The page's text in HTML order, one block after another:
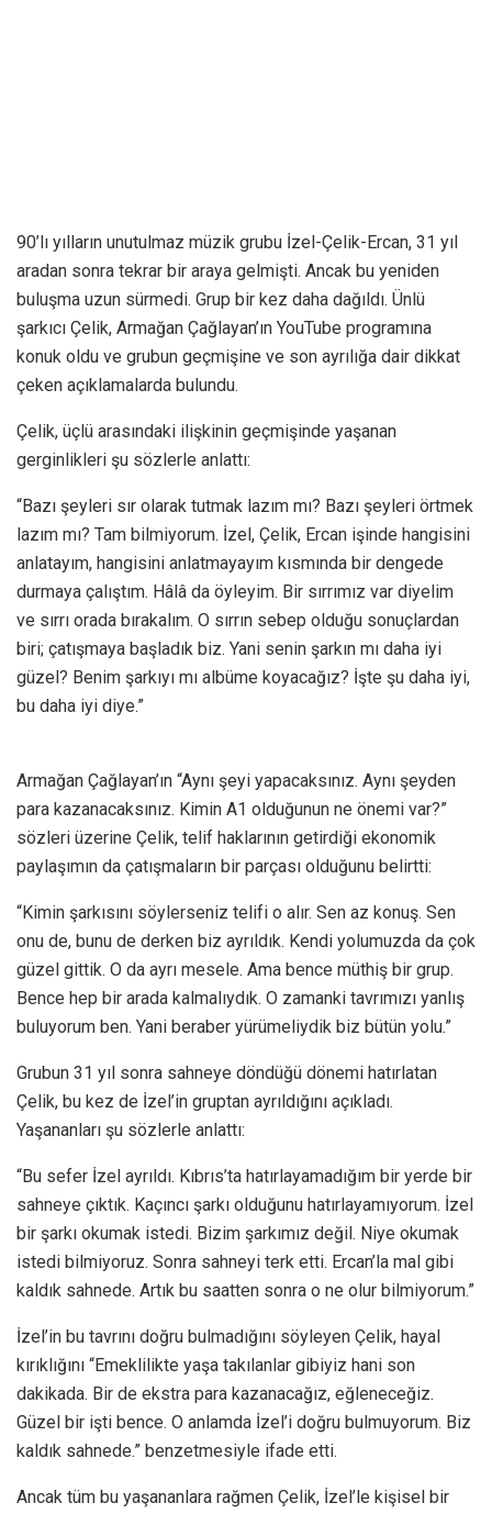
90’lı yılların unutulmaz müzik grubu İzel-Çelik-Ercan, 31 yıl
aradan sonra tekrar bir araya gelmişti. Ancak bu yeniden
buluşma uzun sürmedi. Grup bir kez daha dağıldı. Ünlü
şarkıcı Çelik, Armağan Çağlayan’ın YouTube programına
konuk oldu ve grubun geçmişine ve son ayrılığa dair dikkat
çeken açıklamalarda bulundu.
Çelik, üçlü arasındaki ilişkinin geçmişinde yaşanan
gerginlikleri şu sözlerle anlattı:
“Bazı şeyleri sır olarak tutmak lazım mı? Bazı şeyleri örtmek
lazım mı? Tam bilmiyorum. İzel, Çelik, Ercan işinde hangisini
anlatayım, hangisini anlatmayayım kısmında bir dengede
durmaya çalıştım. Hâlâ da öyleyim. Bir sırrımız var diyelim
ve sırrı orada bırakalım. O sırrın sebep olduğu sonuçlardan
biri; çatışmaya başladık biz. Yani senin şarkın mı daha iyi
güzel? Benim şarkıyı mı albüme koyacağız? İşte şu daha iyi,
bu daha iyi diye.”
Armağan Çağlayan’ın “Aynı şeyi yapacaksınız. Aynı şeyden
para kazanacaksınız. Kimin A1 olduğunun ne önemi var?”
sözleri üzerine Çelik, telif haklarının getirdiği ekonomik
paylaşımın da çatışmaların bir parçası olduğunu belirtti:
“Kimin şarkısını söylerseniz telifi o alır. Sen az konuş. Sen
onu de, bunu de derken biz ayrıldık. Kendi yolumuzda da çok
güzel gittik. O da ayrı mesele. Ama bence müthiş bir grup.
Bence hep bir arada kalmalıydık. O zamanki tavrımızı yanlış
buluyorum ben. Yani beraber yürümeliydik biz bütün yolu.”
Grubun 31 yıl sonra sahneye döndüğü dönemi hatırlatan
Çelik, bu kez de İzel’in gruptan ayrıldığını açıkladı.
Yaşananları şu sözlerle anlattı:
“Bu sefer İzel ayrıldı. Kıbrıs’ta hatırlayamadığım bir yerde bir
sahneye çıktık. Kaçıncı şarkı olduğunu hatırlayamıyorum. İzel
bir şarkı okumak istedi. Bizim şarkımız değil. Niye okumak
istedi bilmiyoruz. Sonra sahneyi terk etti. Ercan’la mal gibi
kaldık sahnede. Artık bu saatten sonra o ne olur bilmiyorum.”
İzel’in bu tavrını doğru bulmadığını söyleyen Çelik, hayal
kırıklığını “Emeklilikte yaşa takılanlar gibiyiz hani son
dakikada. Bir de ekstra para kazanacağız, eğleneceğiz.
Güzel bir işti bence. O anlamda İzel’i doğru bulmuyorum. Biz
kaldık sahnede.” benzetmesiyle ifade etti.
Ancak tüm bu yaşananlara rağmen Çelik, İzel’le kişisel bir